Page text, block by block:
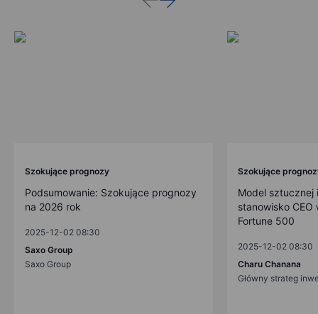
Szokujące prognozy
Podsumowanie: Szokujące prognozy
na 2026 rok
2025-12-02 08:30
Saxo Group
Saxo Group
Szokujące
Model sztucznej
stanowisko CEO
Fortune 500
2025-12-02 08:30
Charu Chanana
Główny strateg